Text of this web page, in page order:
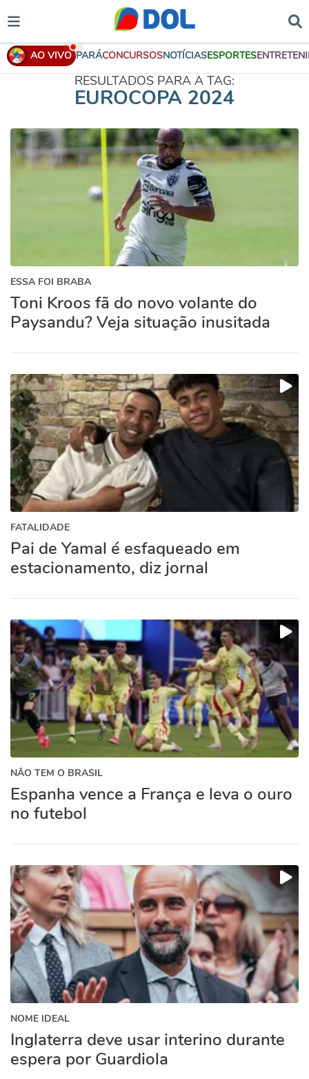
AO VIVO PARÁCONCURSOSNOTÍCIASESPORTES
RESULTADOS PARA A TAG:
EUROCOPA 2024
ESSA FOI BRABA
Toni Kroos fã do novo volante do
Paysandu? Veja situação inusitada
FATALIDADE
Pai de Yamal é esfaqueado em
estacionamento, diz jornal
NÃO TEM O BRASIL
Espanha vence a França e leva o ouro
no futebol
NOME IDEAL
Inglaterra deve usar interino durante
espera por Guardiola